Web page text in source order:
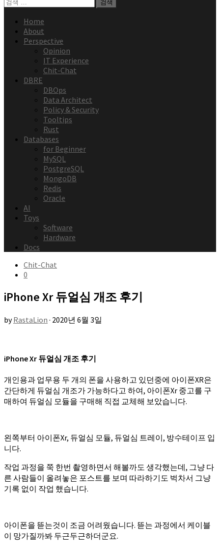
Home
About
Perspective
Opinion
IT Experience
Chit-Chat
DBRE
DBOps
Data Architect
Policy & Security
Tooltips
Rust
Databases
for Beginner
MySQL
PostgreSQL
MongoDB
Redis
Oracle
AI
Toys
Software
Hardware
Docs
Chit-Chat
0
iPhone Xr 듀얼심 개조 후기
byRastaLion · 2020년 6월 3일
iPhone Xr 듀얼심 개조 후기
개인용과 업무용 두 개의 폰을 사용하고 있던중에 아이폰XR은
간단하게 듀얼심 개조가 가능하다고 하여, 아이폰Xr 중고를 구
매하여 듀얼심 모듈을 구매해 직접 교체해 보았습니다.
왼쪽부터 아이폰Xr, 듀얼심 모듈, 듀얼심 트레이, 방수테이프 입
니다.
작업 과정을 쭉 한번 촬영하면서 해볼까도 생각했는데, 그냥 다
른 사람들이 올려놓은 포스트를 보며 따라하기도 벅차서 그냥
기록 없이 작업 했습니다.
아이폰을 뜯는것이 조금 어려웠습니다. 뜯는 과정에서 케이블
이 망가질까봐 두근두근하더군요.